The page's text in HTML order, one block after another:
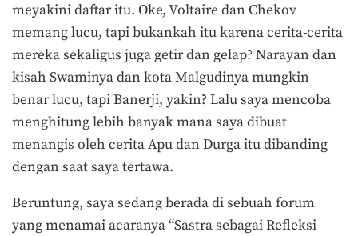
meyakini daftar itu. Oke, Voltaire dan Chekov
memang lucu, tapi bukankah itu karena cerita-cerita
mereka sekaligus juga getir dan gelap? Narayan dan
kisah Swaminya dan kota Malgudinya mungkin
benar lucu, tapi Banerji, yakin? Lalu saya mencoba
menghitung lebih banyak mana saya dibuat
menangis oleh cerita Apu dan Durga itu dibanding
dengan saat saya tertawa.
Beruntung, saya sedang berada di sebuah forum
yang menamai acaranya “Sastra sebagai Refleksi